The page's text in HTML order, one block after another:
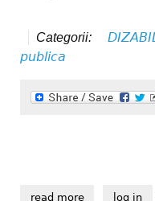
Categorii:
publica
read moreabout log in